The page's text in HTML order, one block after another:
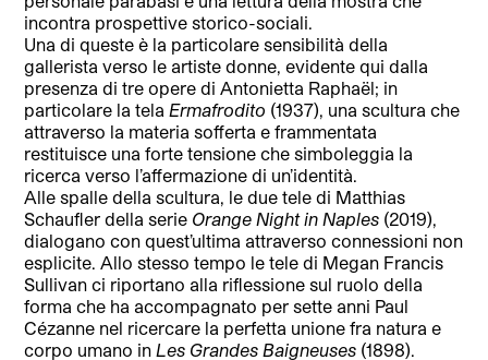
incontra prospettive storico-sociali.
Una di queste è la particolare sensibilità della
gallerista verso le artiste donne, evidente qui dalla
presenza di tre opere di Antonietta Raphaël; in
particolare la telaErmafrodito (1937), una scultura che
attraverso la materia sofferta e frammentata
restituisce una forte tensione che simboleggia la
ricerca verso l’affermazione di un’identità.
Alle spalle della scultura, le due tele di Matthias
Schaufler della serie Orange Night in Naples (2019),
dialogano con quest’ultima attraverso connessioni non
esplicite. Allo stesso tempo le tele di Megan Francis
Sullivan ci riportano alla riflessione sul ruolo della
forma che ha accompagnato per sette anni Paul
Cézanne nel ricercare la perfetta unione fra natura e
corpo umano inLes Grandes Baigneuses (1898).